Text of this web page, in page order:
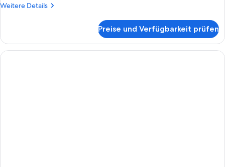
Weitere Details
Weitere
Room
Preise und Verfügbarkeit prüfen